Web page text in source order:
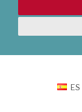
ES